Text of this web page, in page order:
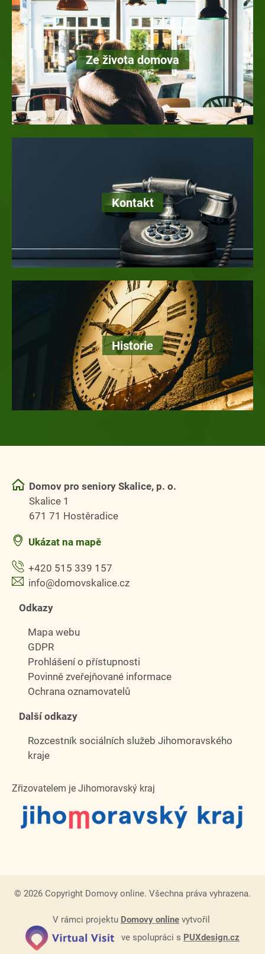
Ze života domova
Kontakt
Historie
Domov pro seniory Skalice, p. o.
Skalice 1
671 71 Hostěradice
Ukázat na mapě
+420 515 339 157
info@domovskalice.cz
Odkazy
Mapa webu
GDPR
Prohlášení o přístupnosti
Povinně zveřejňované informace
Ochrana oznamovatelů
Další odkazy
Rozcestník sociálních služeb Jihomoravského
kraje
Zřizovatelem je Jihomoravský kraj
© 2026 Copyright Domovy online. Všechna práva vyhrazena.
V rámci projektu Domovy online vytvořil
ve spolupráci s PUXdesign.cz